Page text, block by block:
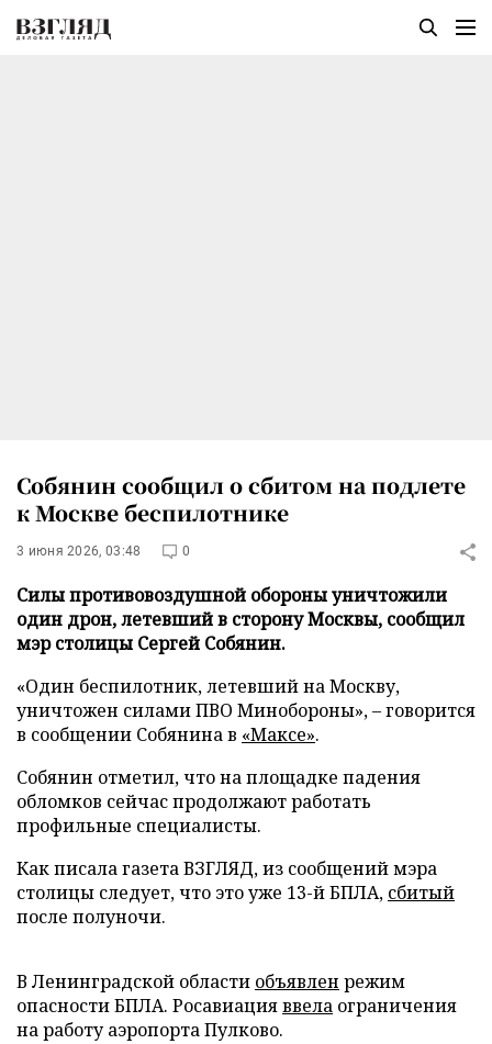
Собянин сообщил о сбитом на подлете
к Москве беспилотнике
3 июня 2026, 03:48 0
Силы противовоздушной обороны уничтожили
один дрон, летевший в сторону Москвы, сообщил
мэр столицы Сергей Собянин.
«Один беспилотник, летевший на Москву,
уничтожен силами ПВО Минобороны», – говорится
в сообщении Собянина в «Максе».
Собянин отметил, что на площадке падения
обломков сейчас продолжают работать
профильные специалисты.
Как писала газета ВЗГЛЯД, из сообщений мэра
столицы следует, что это уже 13-й БПЛА, сбитый
после полуночи.
В Ленинградской области объявлен режим
опасности БПЛА. Росавиацияввела ограничения
на работу аэропорта Пулково.